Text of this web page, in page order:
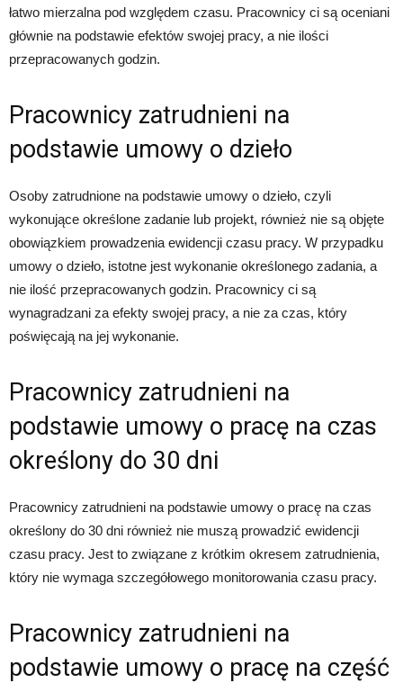
łatwo mierzalna pod względem czasu. Pracownicy ci są oceniani
głównie na podstawie efektów swojej pracy, a nie ilości
przepracowanych godzin.
Pracownicy zatrudnieni na
podstawie umowy o dzieło
Osoby zatrudnione na podstawie umowy o dzieło, czyli
wykonujące określone zadanie lub projekt, również nie są objęte
obowiązkiem prowadzenia ewidencji czasu pracy. W przypadku
umowy o dzieło, istotne jest wykonanie określonego zadania, a
nie ilość przepracowanych godzin. Pracownicy ci są
wynagradzani za efekty swojej pracy, a nie za czas, który
poświęcają na jej wykonanie.
Pracownicy zatrudnieni na
podstawie umowy o pracę na czas
określony do 30 dni
Pracownicy zatrudnieni na podstawie umowy o pracę na czas
określony do 30 dni również nie muszą prowadzić ewidencji
czasu pracy. Jest to związane z krótkim okresem zatrudnienia,
który nie wymaga szczegółowego monitorowania czasu pracy.
Pracownicy zatrudnieni na
podstawie umowy o pracę na część